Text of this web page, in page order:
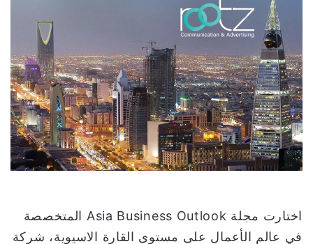
س
ل
ب
ر
ي
د
ا
إ
ل
ك
ت
ن
ي
اختارت مجلة Asia Business Outlook المتخصصة
في عالم الأعمال على مستوى القارة الاسيوية، شركة